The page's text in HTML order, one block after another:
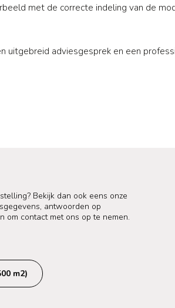
met de correcte indeling van de
uitgebreid adviesgesprek en een
Bekijk dan ook eens onze
antwoorden op
om contact met ons op te nemen.
m2)